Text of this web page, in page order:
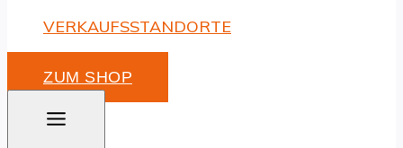
VERKAUFSSTANDORTE
ZUM SHOP